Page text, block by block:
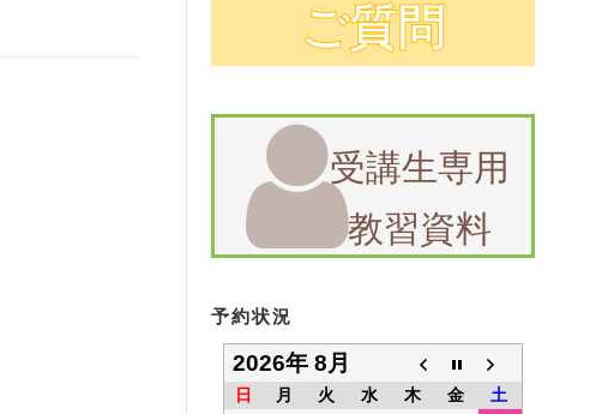
ご質問
受講生専用
教習資料
予約状況
2026年 8月
日 月 火 水 木 金 土